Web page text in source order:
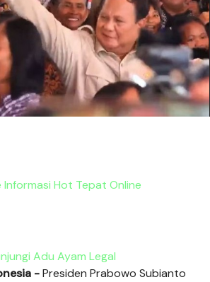
Hot Tepat Online
Adu Ayam Legal
-Presiden Prabowo Subianto